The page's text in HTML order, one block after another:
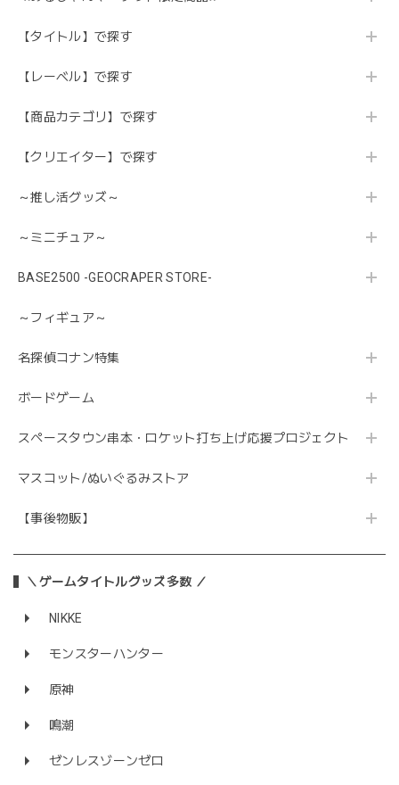
【タイトル】で探す
【レーベル】で探す
【商品カテゴリ】で探す
【クリエイター】で探す
～推し活グッズ～
～ミニチュア～
BASE2500 -GEOCRAPER STORE-
～フィギュア～
名探偵コナン特集
ボードゲーム
スペースタウン串本・ロケット打ち上げ応援プロジェクト
マスコット/ぬいぐるみストア
【事後物販】
＼ゲームタイトルグッズ多数 ／
NIKKE
モンスターハンター
原神
鳴潮
ゼンレスゾーンゼロ